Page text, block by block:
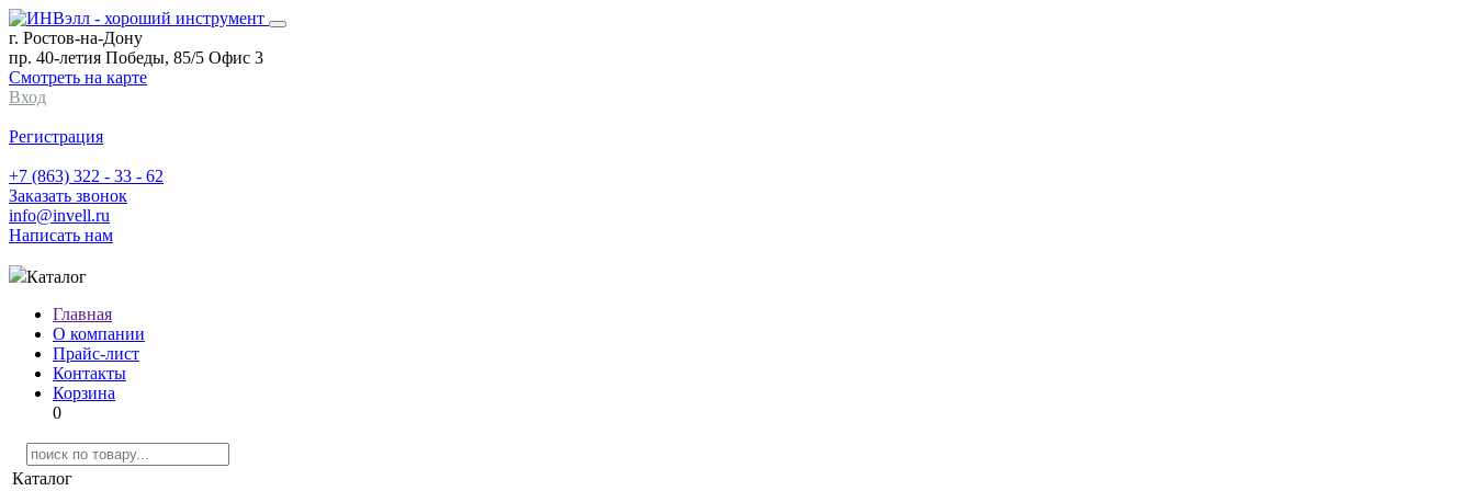
г. Ростов-на-Дону
пр. 40-летия Победы, 85/5 Офис 3
Смотреть на карте
Вход
Регистрация
+7 (863) 322 - 33 - 62
Заказать звонок
info@invell.ru
Написать нам
Каталог
Главная
О компании
Прайс-лист
Контакты
Корзина
0
Каталог